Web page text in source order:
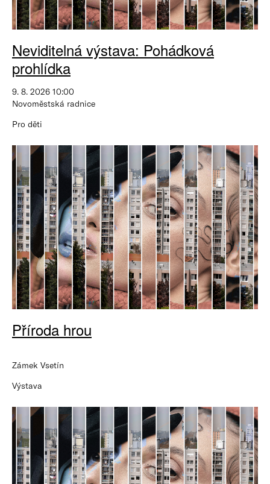
Neviditelná výstava: Pohádková
prohlídka
9. 8. 2026 10:00
Novoměstská radnice
Pro děti
Příroda hrou
Zámek Vsetín
Výstava